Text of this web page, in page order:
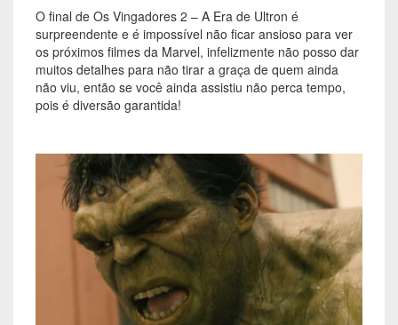
O final de Os Vingadores 2 – A Era de Ultron é
surpreendente e é impossível não ficar ansioso para ver
os próximos filmes da Marvel, infelizmente não posso dar
muitos detalhes para não tirar a graça de quem ainda
não viu, então se você ainda assistiu não perca tempo,
pois é diversão garantida!